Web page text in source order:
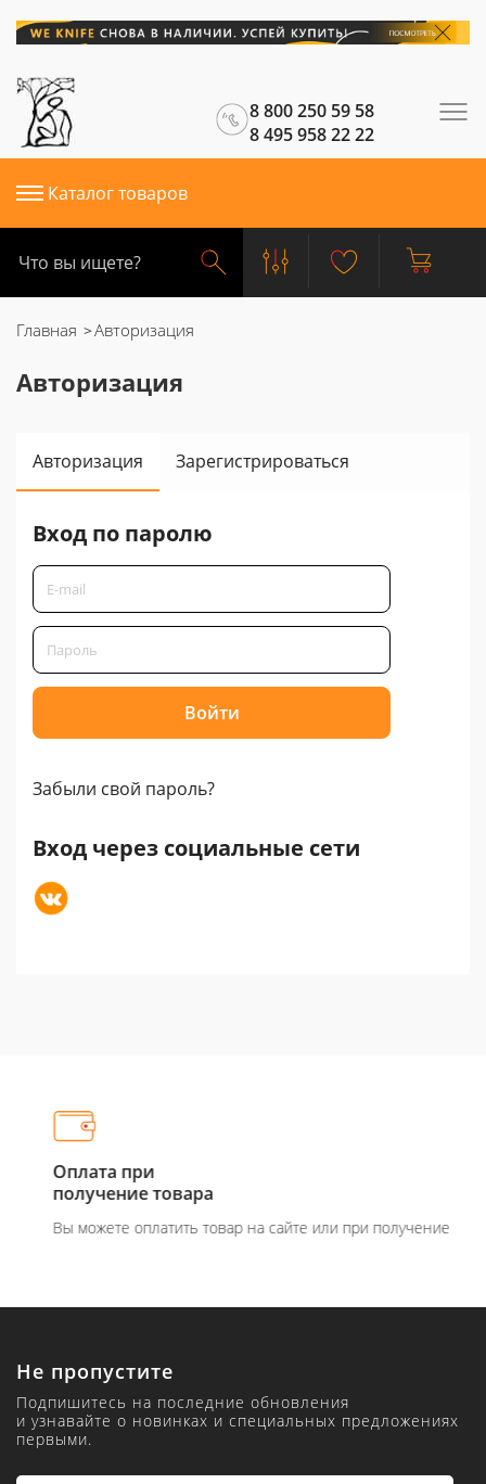
8 800 250 59 58
8 495 958 22 22
Каталог товаров
Главная Авторизация
Авторизация
Авторизация Зарегистрироваться
Вход по паролю
Забыли свой пароль?
Вход через социальные сети
Оплата при
получение товара
Вы можете оплатить товар на сайте или при получение
Не пропустите
Подпишитесь на последние обновления
и узнавайте о новинках и специальных предложениях
первыми.